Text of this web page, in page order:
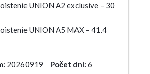
UNION A2 exclusive – 30
UNION A5 MAX – 41.4
20260919 Počet dní: 6